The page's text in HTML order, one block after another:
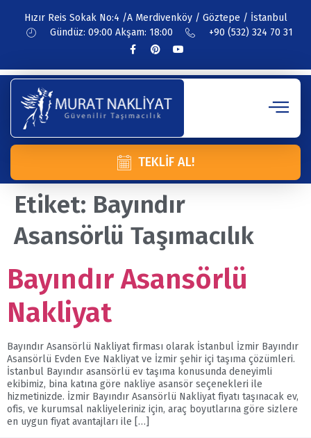
Hızır Reis Sokak No:4 /A Merdivenköy / Göztepe / İstanbul
Gündüz: 09:00 Akşam: 18:00
+90 (532) 324 70 31
TEKLIF AL!
Etiket: Bayındır
Asansörlü Taşımacılık
Bayındır Asansörlü
Nakliyat
Bayındır Asansörlü Nakliyat firması olarak İstanbul İzmir Bayındır
Asansörlü Evden Eve Nakliyat ve İzmir şehir içi taşıma çözümleri.
İstanbul Bayındır asansörlü ev taşıma konusunda deneyimli
ekibimiz, bina katına göre nakliye asansör seçenekleri ile
hizmetinizde. İzmir Bayındır Asansörlü Nakliyat fiyatı taşınacak ev,
ofis, ve kurumsal nakliyeleriniz için, araç boyutlarına göre sizlere
en uygun fiyat avantajları ile […]